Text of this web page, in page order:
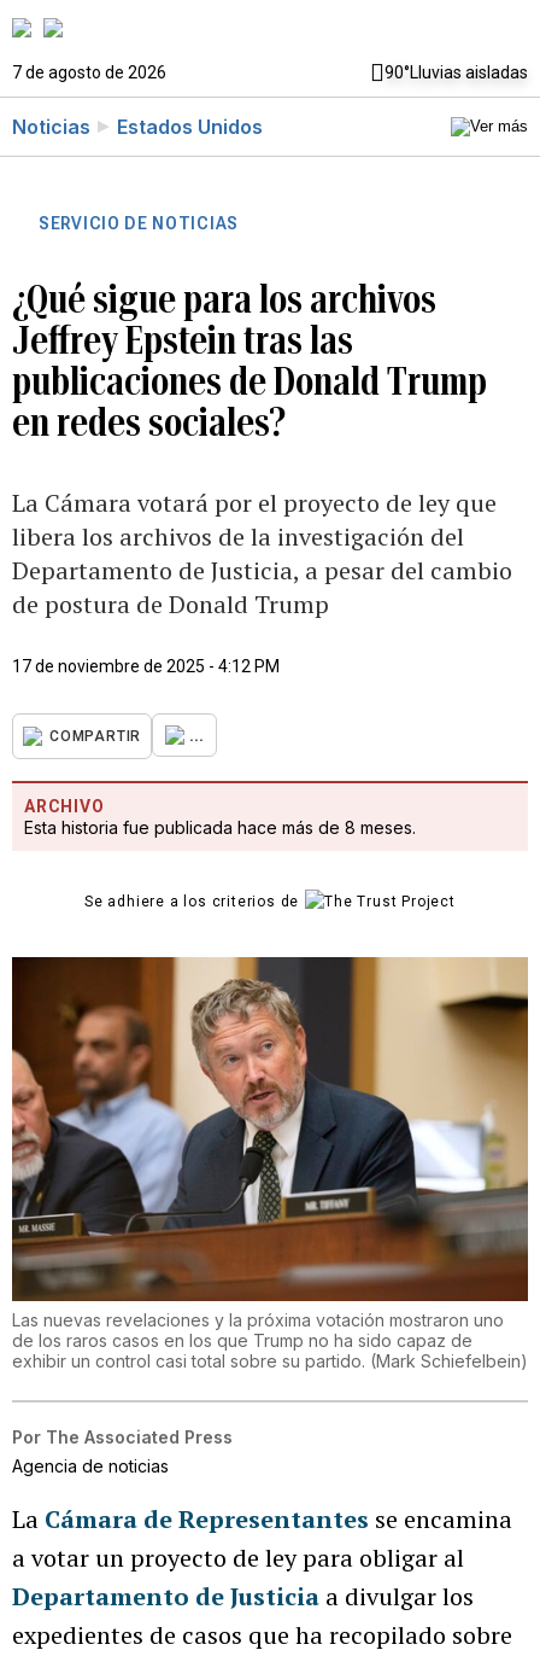
7 de agosto de 2026 90°Lluvias aisladas
Noticias Estados Unidos
SERVICIO DE NOTICIAS
¿Qué sigue para los archivos
Jeffrey Epstein tras las
publicaciones de Donald Trump
en redes sociales?
La Cámara votará por el proyecto de ley que
libera los archivos de la investigación del
Departamento de Justicia, a pesar del cambio
de postura de Donald Trump
17 de noviembre de 2025 - 4:12 PM
COMPARTIR ...
ARCHIVO
Esta historia fue publicada hace más de 8 meses.
Se adhiere a los criterios de
Las nuevas revelaciones y la próxima votación mostraron uno
de los raros casos en los que Trump no ha sido capaz de
exhibir un control casi total sobre su partido. (Mark Schiefelbein)
Por The Associated Press
Agencia de noticias
La Cámara de Representantes se encamina
a votar un proyecto de ley para obligar al
Departamento de Justicia a divulgar los
expedientes de casos que ha recopilado sobre